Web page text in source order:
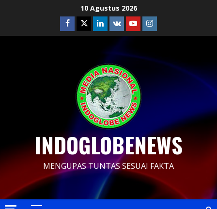
10 Agustus 2026
Facebook
TwitterLinkedin
VK YoutubeInstagram
INDOGLOBENEWS
MENGUPAS TUNTAS SESUAI FAKTA